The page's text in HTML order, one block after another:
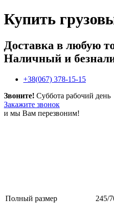
Купить
Доставка в любую
Наличный и
+38(067) 378-15-15
Звоните! Суббота рабочий день
Закажите звонок
и мы Вам перезвоним!
Полный размер
245/